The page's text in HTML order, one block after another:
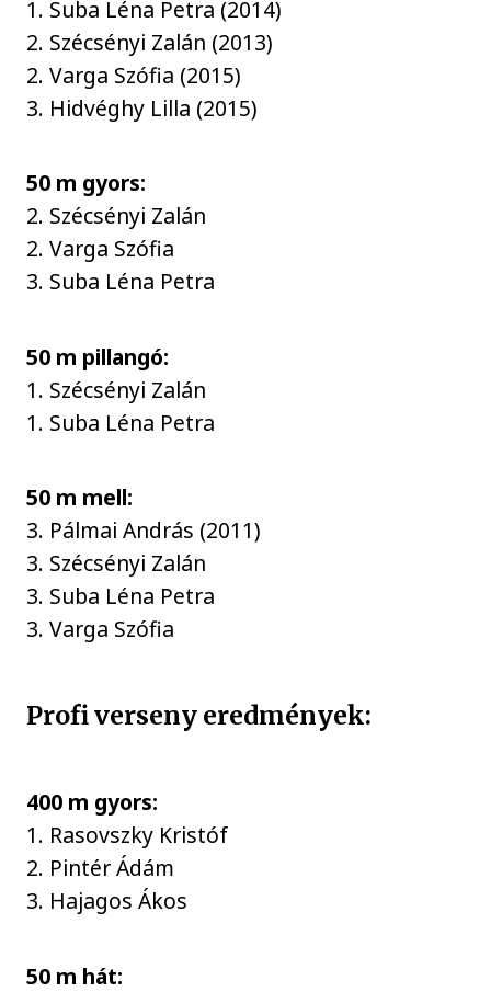
1. Suba Léna Petra (2014)
2. Szécsényi Zalán (2013)
2. Varga Szófia (2015)
3. Hidvéghy Lilla (2015)
50 m gyors:
2. Szécsényi Zalán
2. Varga Szófia
3. Suba Léna Petra
50 m pillangó:
1. Szécsényi Zalán
1. Suba Léna Petra
50 m mell:
3. Pálmai András (2011)
3. Szécsényi Zalán
3. Suba Léna Petra
3. Varga Szófia
Profi verseny eredmények:
400 m gyors:
1. Rasovszky Kristóf
2. Pintér Ádám
3. Hajagos Ákos
50 m hát: